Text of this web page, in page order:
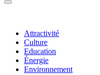
Attractivité
Culture
Education
Énergie
Environnement